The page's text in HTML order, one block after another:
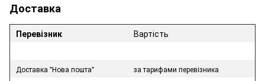
Доставка
Перевізник Вартість
Доставка "Нова пошта"
за тарифами перевізника